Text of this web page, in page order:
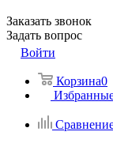
Заказать звонок
Задать вопрос
Войти
Корзина0